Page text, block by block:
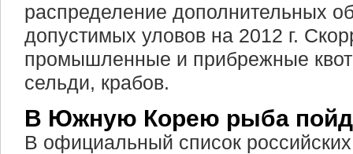
распределение дополнительных
допустимых уловов на 2012 г.
промышленные и прибрежные
сельди, крабов.
В Южную Корею рыба
В официальный список